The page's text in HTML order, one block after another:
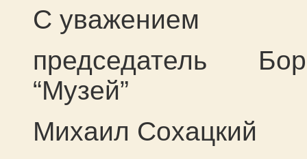
С уважением
председатель
“Музей”
Михаил Сохацкий